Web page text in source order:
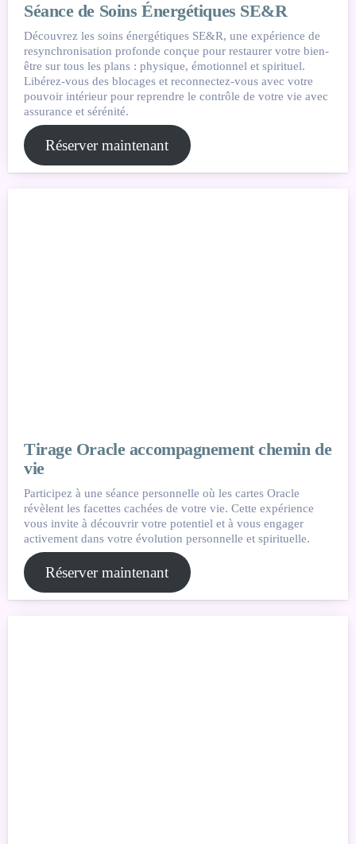
Séance de Soins Énergétiques SE&R
Découvrez les soins énergétiques SE&R, une expérience de
resynchronisation profonde conçue pour restaurer votre bien-
être sur tous les plans : physique, émotionnel et spirituel.
Libérez-vous des blocages et reconnectez-vous avec votre
pouvoir intérieur pour reprendre le contrôle de votre vie avec
assurance et sérénité.
Réserver maintenant
Tirage Oracle accompagnement chemin de
vie
Participez à une séance personnelle où les cartes Oracle
révèlent les facettes cachées de votre vie. Cette expérience
vous invite à découvrir votre potentiel et à vous engager
activement dans votre évolution personnelle et spirituelle.
Réserver maintenant